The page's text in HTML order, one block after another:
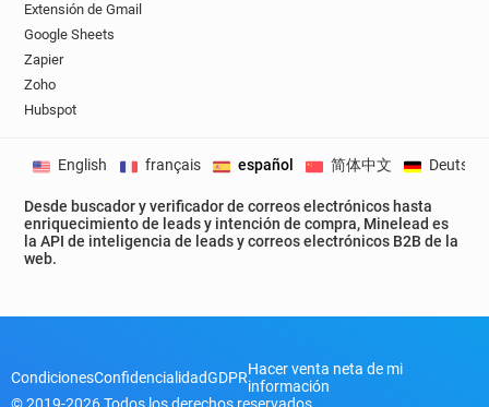
y**********@manchester.gov.uk
i********@manchester.gov.uk
r********@manchester.gov.uk
x******@manchester.gov.uk
q*******@manchester.gov.uk
x******@manchester.gov.uk
o*****@manchester.gov.uk
Extensión de Gmail
Google Sheets
Zapier
Zoho
Hubspot
Desde buscador y verificador de correos electrónicos hasta
enriquecimiento de leads y intención de compra, Minelead es
la API de inteligencia de leads y correos electrónicos B2B de la
web.
English français español 简体中文 Deutsch
CondicionesConfidencialidadGDPRHacer venta neta de mi
información